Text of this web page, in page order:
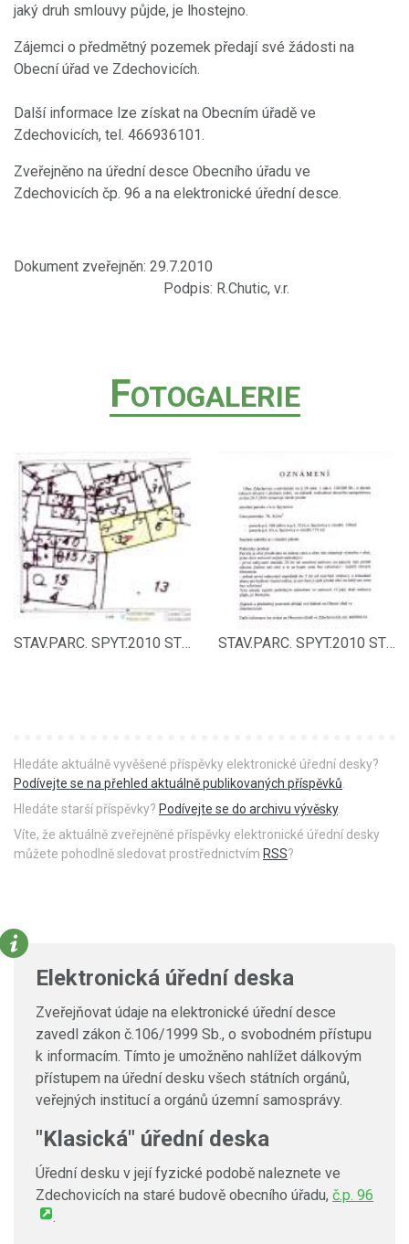
jaký druh smlouvy půjde, je lhostejno.
Zájemci o předmětný pozemek předají své žádosti na
Obecní úřad ve Zdechovicích.
Další informace lze získat na Obecním úřadě ve
Zdechovicích, tel. 466936101.
Zveřejněno na úřední desce Obecního úřadu ve
Zdechovicích čp. 96 a na elektronické úřední desce.
Dokument zveřejněn: 29.7.2010
Podpis: R.Chutic, v.r.
FOTOGALERIE
STAV.PARC. SPYT.2010 STR. 2 STAV.PARC. SPYT.2010 STR. 1
Hledáte aktuálně vyvěšené příspěvky elektronické úřední desky?
Podívejte se na přehled aktuálně publikovaných příspěvků
Hledáte starší příspěvky? Podívejte se do archivu vývěsky.
Víte, že aktuálně zveřejněné příspěvky elektronické úřední desky
můžete pohodlně sledovat prostřednictvím RSS?
Elektronická úřední deska
Zveřejňovat údaje na elektronické úřední desce
zavedl zákon č.106/1999 Sb., o svobodném přístupu
k informacím. Tímto je umožněno nahlížet dálkovým
přístupem na úřední desku všech státních orgánů,
veřejných institucí a orgánů územní samosprávy.
"Klasická" úřední deska
Úřední desku v její fyzické podobě naleznete ve
Zdechovicích na staré budově obecního úřadu, č.p. 96
.